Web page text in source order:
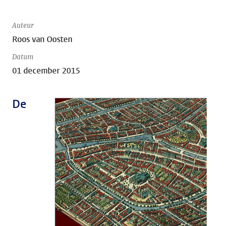
Auteur
Roos van Oosten
Datum
01 december 2015
De